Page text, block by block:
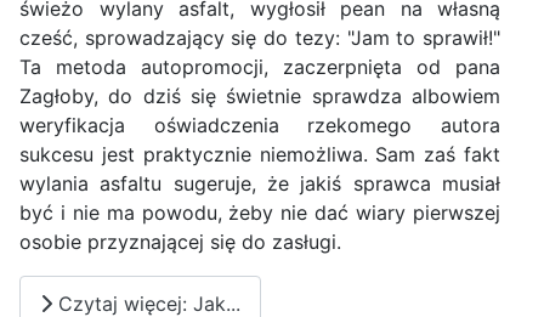
świeżo wylany asfalt, wygłosił pean na własną
cześć, sprowadzający się do tezy: "Jam to sprawił!"
Ta metoda autopromocji, zaczerpnięta od pana
Zagłoby, do dziś się świetnie sprawdza albowiem
weryfikacja oświadczenia rzekomego autora
sukcesu jest praktycznie niemożliwa. Sam zaś fakt
wylania asfaltu sugeruje, że jakiś sprawca musiał
być i nie ma powodu, żeby nie dać wiary pierwszej
osobie przyznającej się do zasługi.
Czytaj więcej: Jak...